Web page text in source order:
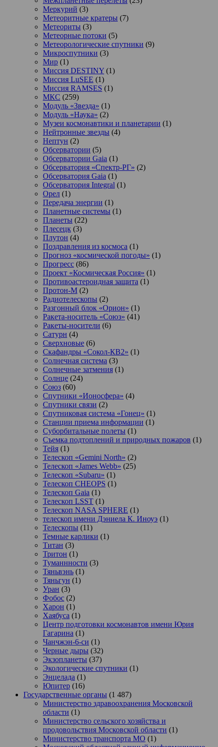
Меркурий (3)
Метеоритные кратеры (7)
Метеориты (3)
Метеорные потоки (5)
Метеорологические спутники (9)
Микроспутники (3)
Мир (1)
Миссия DESTINY (1)
Миссия LuSEE (1)
Миссия RAMSES (1)
МКС (259)
Модуль «Звезда» (1)
Модуль «Наука» (2)
Музеи космонавтики и планетарии (1)
Нейтронные звезды (4)
Нептун (2)
Обсерватории (5)
Обсерватории Gaia (1)
Обсерватория «Спектр-РГ» (2)
Обсерватория Gaia (1)
Обсерватория Integral (1)
Орел (1)
Передача энергии (1)
Планетные системы (1)
Планеты (22)
Плесецк (3)
Плутон (4)
Поздравления из космоса (1)
Прогноз «космической погоды» (1)
Прогресс (86)
Проект «Космическая Россия» (1)
Противоастероидная защита (1)
Протон-М (2)
Радиотелескопы (2)
Разгонный блок «Орион» (1)
Ракета-носитель «Союз» (41)
Ракеты-носители (6)
Сатурн (4)
Сверхновые (6)
Скафандры «Сокол-КВ2» (1)
Солнечная система (3)
Солнечные затмения (1)
Солнце (24)
Союз (60)
Спутники «Ионосфера» (4)
Спутники связи (2)
Спутниковая система «Гонец» (1)
Станции приема информации (1)
Суборбитальные полеты (1)
Съемка подтоплений и природных пожаров (1)
Тейя (1)
Телескоп «Gemini North» (2)
Телескоп «James Webb» (25)
Телескоп «Subaru» (1)
Телескоп CHEOPS (1)
Телескоп Gaia (1)
Телескоп LSST (1)
Телескоп NASA SPHERE (1)
телескоп имени Дэниела К. Иноуэ (1)
Телескопы (11)
Темные карлики (1)
Титан (3)
Тритон (1)
Туманнности (3)
Тяньвэнь (1)
Тяньгун (1)
Уран (3)
Фобос (2)
Харон (1)
Хаябуса (1)
Центр подготовки космонавтов имени Юрия
Гагарина (1)
Чанчжэн-6-си (1)
Черные дыры (32)
Экзопланеты (37)
Экологические спутники (1)
Энцелада (1)
Юпитер (16)
Государственные органы (1 487)
Министерство здравоохранения Московской
области (1)
Министерство сельского хозяйства и
продовольствия Московской области (1)
Министерство транспорта МО (1)